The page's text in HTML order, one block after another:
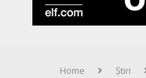
Home Știri